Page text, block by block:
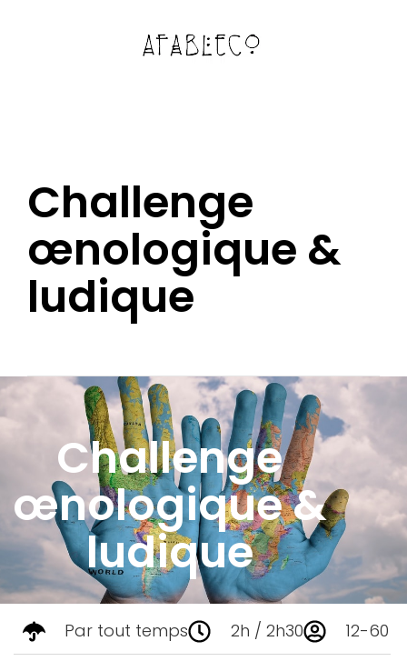
Challenge
œnologique &
ludique
Challenge
œnologique &
ludique
Par tout temps 2h / 2h30 12-60